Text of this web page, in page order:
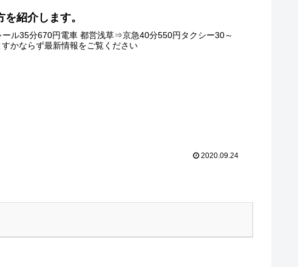
紹介します。
ル35分670円電車 都営浅草⇒京急40分550円タクシー30～
かならず最新情報をご覧ください
2020.09.24